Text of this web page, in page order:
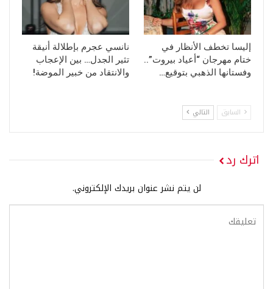
إليسا تخطف الأنظار في
ختام مهرجان “أعياد بيروت”..
وفستانها الذهبي بتوقيع…
نانسي عجرم بإطلالة أنيقة
تثير الجدل… بين الإعجاب
والانتقاد من خبير الموضة!
السابق التالي
اترك رد
لن يتم نشر عنوان بريدك الإلكتروني.